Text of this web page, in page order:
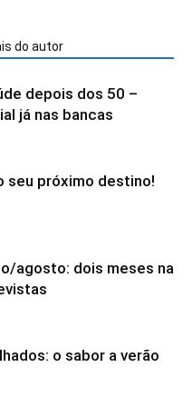
do autor
depois dos 50 –
já nas bancas
seu próximo destino!
agosto: dois meses na
o sabor a verão